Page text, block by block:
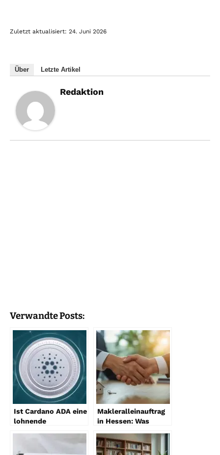
Zuletzt aktualisiert: 24. Juni 2026
Über Letzte Artikel
Redaktion
Verwandte Posts:
Ist Cardano ADA eine
lohnende
Makleralleinauftrag
in Hessen: Was
Unterschrift wissen
müssen